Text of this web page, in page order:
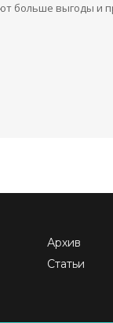
больше выгоды и
Архив
Статьи